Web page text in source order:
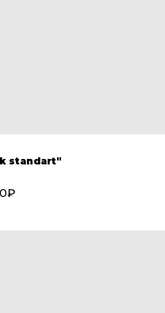
standart"